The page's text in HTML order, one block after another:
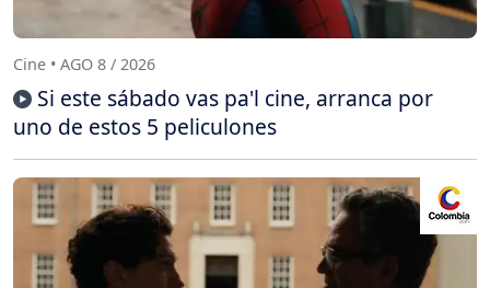
Cine • AGO 8 / 2026
Si este sábado vas pa'l cine, arranca por
uno de estos 5 peliculones